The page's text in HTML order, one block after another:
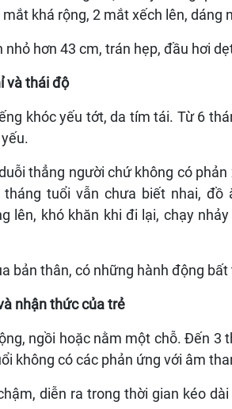
khá rộng, 2 mắt xếch lên, dáng
hơn 43 cm, trán hẹp, đầu hơi
và thái độ
khóc yếu tớt, da tím tái. Từ 6
thẳng người chứ không có
tuổi vẫn chưa biết nhai, đồ
lên, khó khăn khi đi lại, chạy
bản thân, có những hành động
nhận thức của trẻ
ngồi hoặc nằm một chỗ. Đến 3
không có các phản ứng với âm
diễn ra trong thời gian kéo